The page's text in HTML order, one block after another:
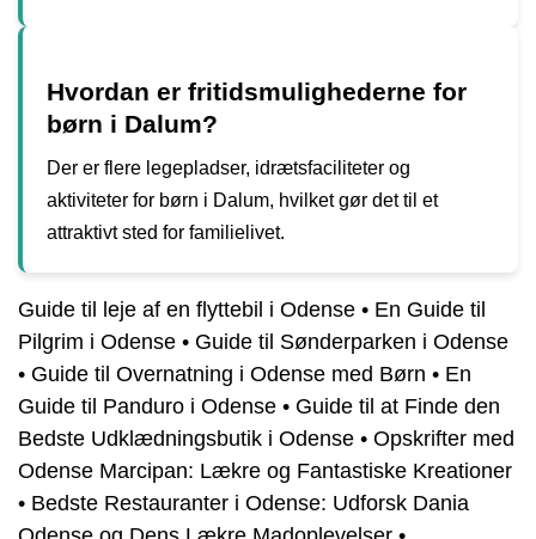
Hvordan er fritidsmulighederne for
børn i Dalum?
Der er flere legepladser, idrætsfaciliteter og
aktiviteter for børn i Dalum, hvilket gør det til et
attraktivt sted for familielivet.
Guide til leje af en flyttebil i Odense • En Guide til
Pilgrim i Odense • Guide til Sønderparken i Odense
• Guide til Overnatning i Odense med Børn • En
Guide til Panduro i Odense • Guide til at Finde den
Bedste Udklædningsbutik i Odense • Opskrifter med
Odense Marcipan: Lækre og Fantastiske Kreationer
• Bedste Restauranter i Odense: Udforsk Dania